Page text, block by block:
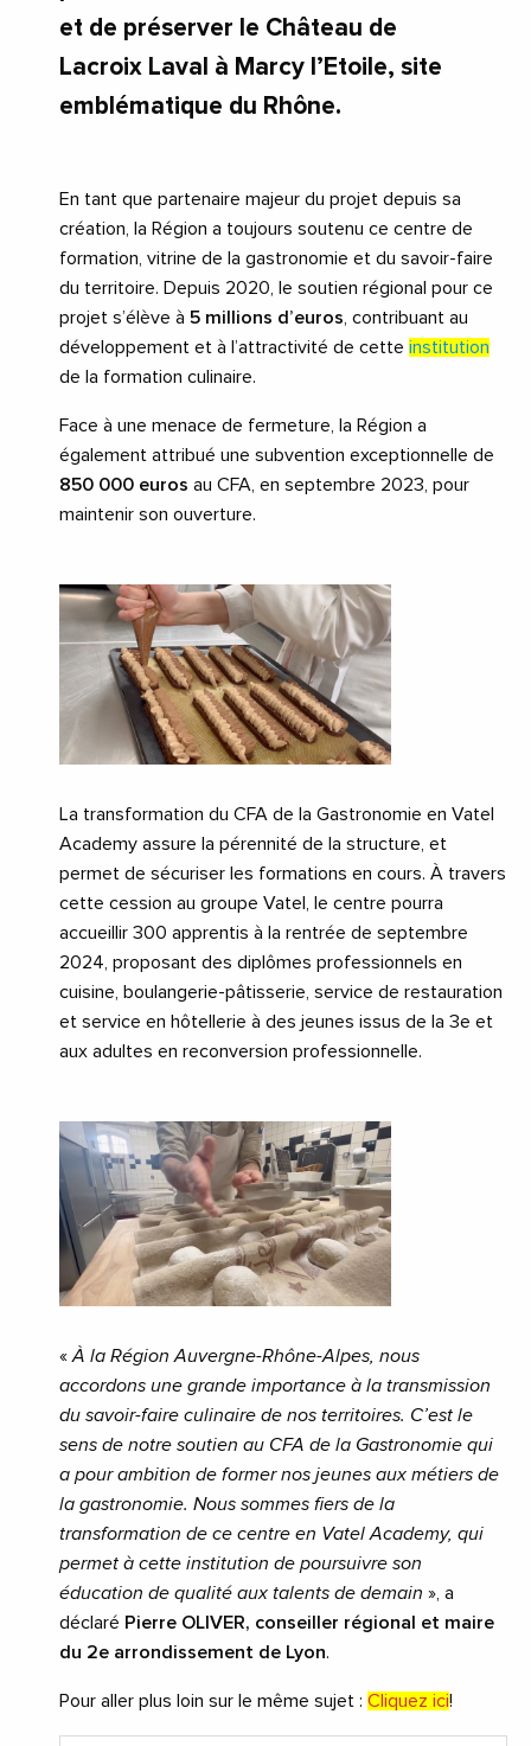
et de préserver le Château de
Lacroix Laval à Marcy l’Etoile, site
emblématique du Rhône.
En tant que partenaire majeur du projet depuis sa
création, la Région a toujours soutenu ce centre de
formation, vitrine de la gastronomie et du savoir-faire
du territoire. Depuis 2020, le soutien régional pour ce
projet s’élève à 5 millions d’euros , contribuant au
développement et à l’attractivité de cette institution
de la formation culinaire.
Face à une menace de fermeture, la Région a
également attribué une subvention exceptionnelle de
850 000 euros au CFA, en septembre 2023, pour
maintenir son ouverture.
La transformation du CFA de la Gastronomie en Vatel
Academy assure la pérennité de la structure, et
permet de sécuriser les formations en cours. À travers
cette cession au groupe Vatel, le centre pourra
accueillir 300 apprentis à la rentrée de septembre
2024, proposant des diplômes professionnels en
cuisine, boulangerie-pâtisserie, service de restauration
et service en hôtellerie à des jeunes issus de la 3e et
aux adultes en reconversion professionnelle.
« À la Région Auvergne-Rhône-Alpes, nous
accordons une grande importance à la transmission
du savoir-faire culinaire de nos territoires. C’est le
sens de notre soutien au CFA de la Gastronomie qui
a pour ambition de former nos jeunes aux métiers de
la gastronomie. Nous sommes fiers de la
transformation de ce centre en Vatel Academy, qui
permet à cette institution de poursuivre son
éducation de qualité aux talents de demain », a
déclaré Pierre OLIVER, conseiller régional et maire
du 2e arrondissement de Lyon.
Pour aller plus loin sur le même sujet : Cliquez ici!